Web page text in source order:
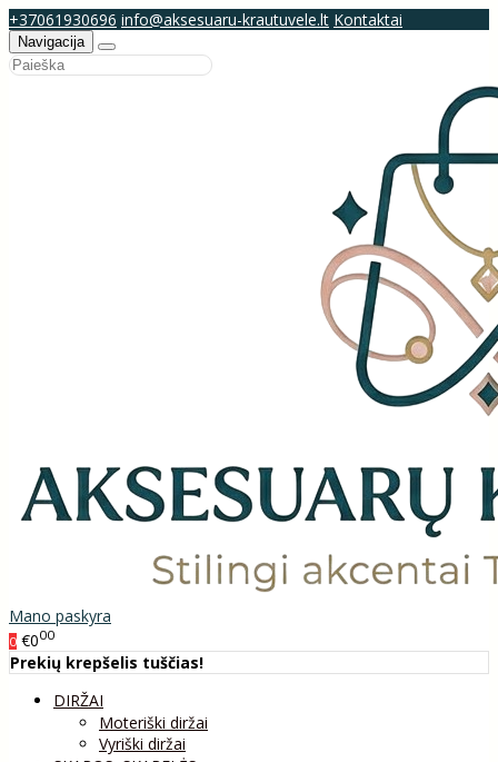
+37061930696 info@aksesuaru-krautuvele.lt Kontaktai
Navigacija
Mano paskyra
0 €000
Prekių krepšelis tuščias!
DIRŽAI
Moteriški diržai
Vyriški diržai